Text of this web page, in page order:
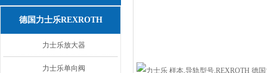
德国力士乐REXROTH
力士乐放大器
力士乐单向阀